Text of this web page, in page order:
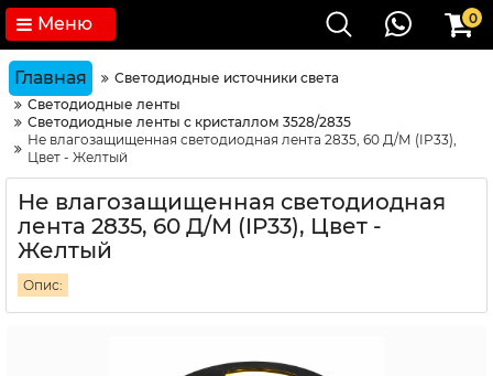
Меню 0
Главная
Светодиодные источники света
Светодиодные ленты
Светодиодные ленты с кристаллом 3528/2835
Не влагозащищенная светодиодная лента 2835, 60 Д/М (IP33),
Цвет - Желтый
Не влагозащищенная светодиодная
лента 2835, 60 Д/М (IP33), Цвет -
Желтый
Опис: